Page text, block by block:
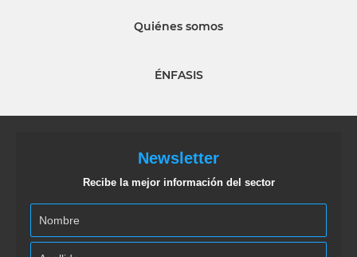
Quiénes somos
ÉNFASIS
Newsletter
Recibe la mejor información del sector